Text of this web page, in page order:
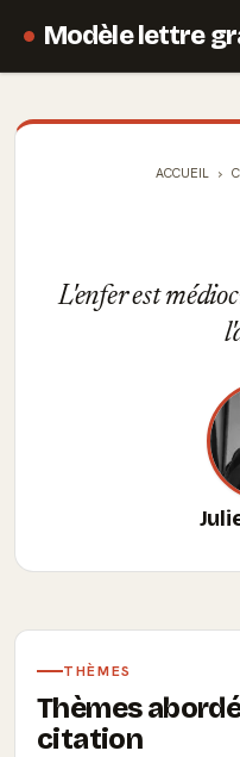
Modèle lettre
ACCUEIL
L'enfer est
THÈMES
Thèmes
citation